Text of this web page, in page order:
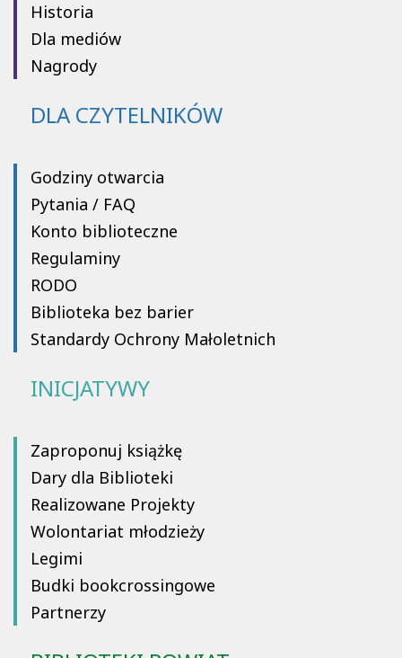
Historia
Dla mediów
Nagrody
DLA CZYTELNIKÓW
Godziny otwarcia
Pytania / FAQ
Konto biblioteczne
Regulaminy
RODO
Biblioteka bez barier
Standardy Ochrony Małoletnich
INICJATYWY
Zaproponuj książkę
Dary dla Biblioteki
Realizowane Projekty
Wolontariat młodzieży
Legimi
Budki bookcrossingowe
Partnerzy